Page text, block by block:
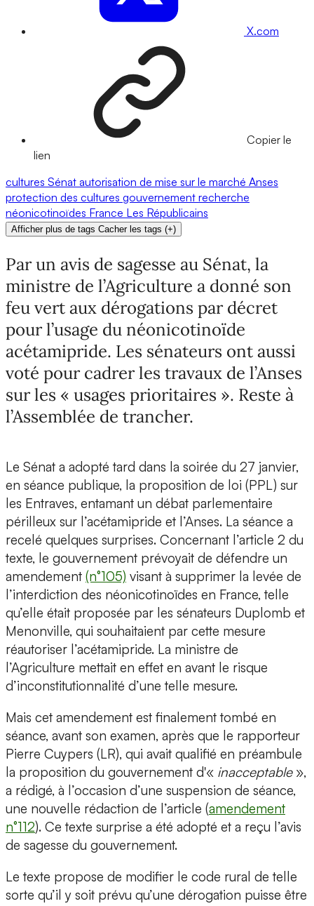
X.com
Copier le
lien
cultures Sénat autorisation de mise sur le marché Anses
protection des cultures gouvernement recherche
néonicotinoïdes France Les Républicains
Afficher plus de tags Cacher les tags (+)
Par un avis de sagesse au Sénat, la
ministre de l’Agriculture a donné son
feu vert aux dérogations par décret
pour l’usage du néonicotinoïde
acétamipride. Les sénateurs ont aussi
voté pour cadrer les travaux de l’Anses
sur les « usages prioritaires ». Reste à
l’Assemblée de trancher.
Le Sénat a adopté tard dans la soirée du 27 janvier,
en séance publique, la proposition de loi (PPL) sur
les Entraves, entamant un débat parlementaire
périlleux sur l’acétamipride et l’Anses. La séance a
recelé quelques surprises. Concernant l’article 2 du
texte, le gouvernement prévoyait de défendre un
amendement (n°105) visant à supprimer la levée de
l’interdiction des néonicotinoïdes en France, telle
qu’elle était proposée par les sénateurs Duplomb et
Menonville, qui souhaitaient par cette mesure
réautoriser l’acétamipride. La ministre de
l’Agriculture mettait en effet en avant le risque
d’inconstitutionnalité d’une telle mesure.
Mais cet amendement est finalement tombé en
séance, avant son examen, après que le rapporteur
Pierre Cuypers (LR), qui avait qualifié en préambule
la proposition du gouvernement d'« inacceptable»,
a rédigé, à l’occasion d’une suspension de séance,
une nouvelle rédaction de l’article (amendement
n°112). Ce texte surprise a été adopté et a reçu l’avis
de sagesse du gouvernement.
Le texte propose de modifier le code rural de telle
sorte qu’il y soit prévu qu’une dérogation puisse être